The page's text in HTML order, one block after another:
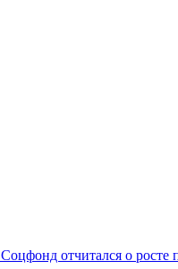
Соцфонд отчитался о росте